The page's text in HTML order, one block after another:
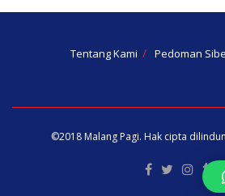
Tentang Kami Pedoman
©2018 Malang Pagi. Hak cipta